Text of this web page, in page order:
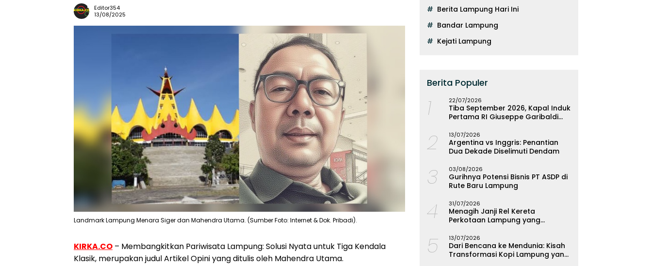
Editor354
13/08/2025
Landmark Lampung Menara Siger dan Mahendra Utama. (Sumber Foto: Internet & Dok. Pribadi).
KIRKA.CO – Membangkitkan Pariwisata Lampung: Solusi Nyata untuk Tiga Kendala
Klasik, merupakan judul Artikel Opini yang ditulis oleh Mahendra Utama.
Berita Lampung Hari Ini
Bandar Lampung
Kejati Lampung
Berita Populer
1 22/07/2026
Tiba September 2026, Kapal Induk
Pertama RI Giuseppe Garibaldi
2 13/07/2026
Argentina vs Inggris: Penantian
Dua Dekade Diselimuti Dendam
3 03/08/2026
Gurihnya Potensi Bisnis PT ASDP di
Rute Baru Lampung
4 31/07/2026
Menagih Janji Rel Kereta
Perkotaan Lampung yang
5 13/07/2026
Dari Bencana ke Mendunia: Kisah
Transformasi Kopi Lampung yang